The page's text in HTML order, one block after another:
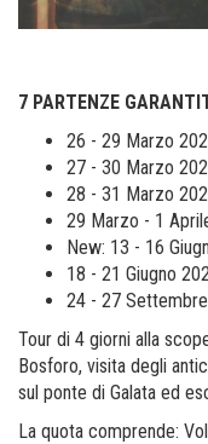
7 PARTENZE
26 - 29 Marzo
27 - 30 Marzo
28 - 31 Marzo
29 Marzo - 1
New: 13 - 16
18 - 21 Giugno
24 - 27
Tour di 4 giorni alla
Bosforo, visita degli
sul ponte di Galata ed
La quota comprende: